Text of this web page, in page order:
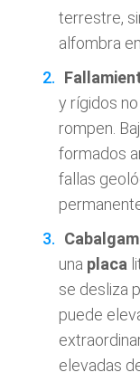
terrestre,
alfombra
y rígidos
rompen.
formados
fallas
una placa
se desliza
puede
elevadas